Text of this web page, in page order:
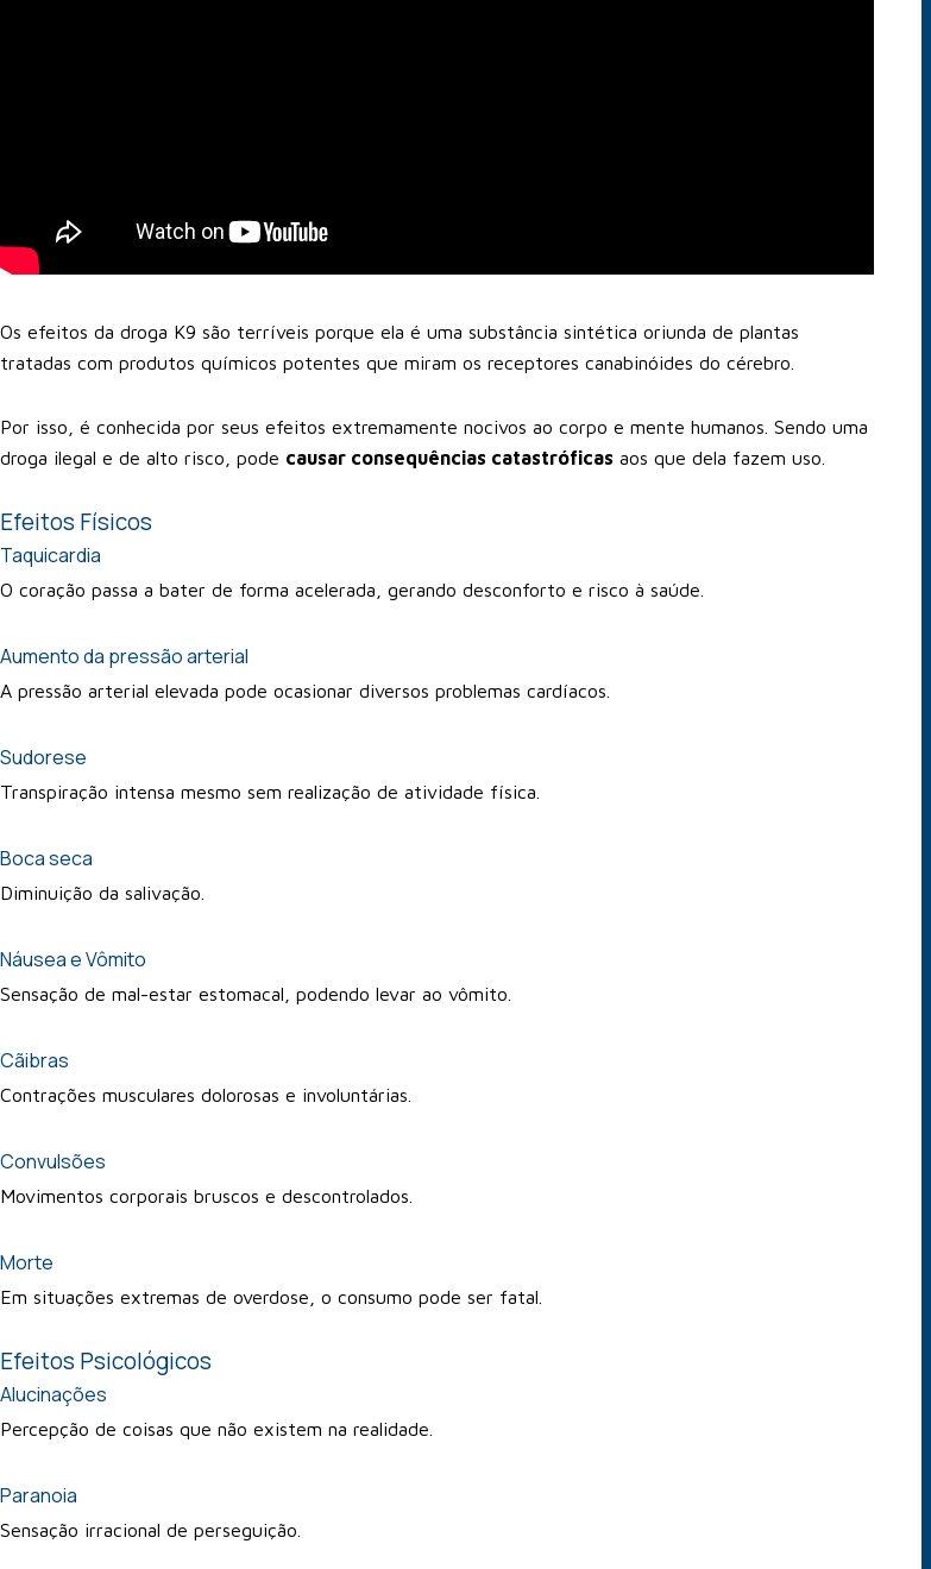
Os efeitos da droga K9 são terríveis porque ela é uma substância sintética oriunda de plantas
tratadas com produtos químicos potentes que miram os receptores canabinóides do cérebro.
Por isso, é conhecida por seus efeitos extremamente nocivos ao corpo e mente humanos. Sendo uma
droga ilegal e de alto risco, pode causar consequências catastróficas aos que dela fazem uso.
Efeitos Físicos
Taquicardia
O coração passa a bater de forma acelerada, gerando desconforto e risco à saúde.
Aumento da pressão arterial
A pressão arterial elevada pode ocasionar diversos problemas cardíacos.
Sudorese
Transpiração intensa mesmo sem realização de atividade física.
Boca seca
Diminuição da salivação.
Náusea e Vômito
Sensação de mal-estar estomacal, podendo levar ao vômito.
Cãibras
Contrações musculares dolorosas e involuntárias.
Convulsões
Movimentos corporais bruscos e descontrolados.
Morte
Em situações extremas de overdose, o consumo pode ser fatal.
Efeitos Psicológicos
Alucinações
Percepção de coisas que não existem na realidade.
Paranoia
Sensação irracional de perseguição.